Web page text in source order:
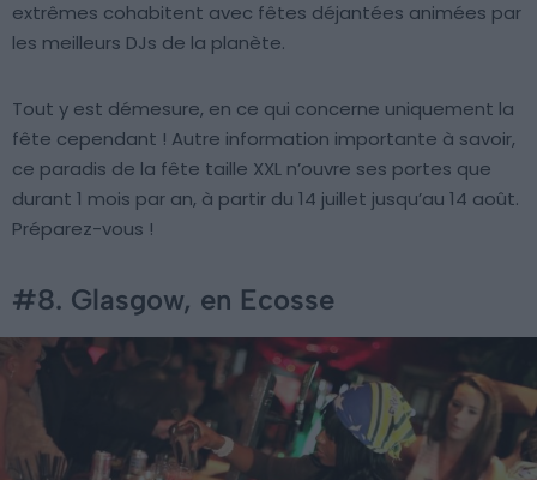
extrêmes cohabitent avec fêtes déjantées animées par
les meilleurs DJs de la planète.
Tout y est démesure, en ce qui concerne uniquement la
fête cependant ! Autre information importante à savoir,
ce paradis de la fête taille XXL n’ouvre ses portes que
durant 1 mois par an, à partir du 14 juillet jusqu’au 14 août.
Préparez-vous !
#8. Glasgow, en Ecosse